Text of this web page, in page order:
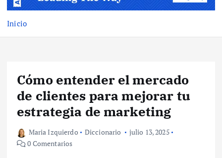
Inicio
Cómo entender el mercado
de clientes para mejorar tu
estrategia de marketing
Maria Izquierdo Diccionario
julio 13, 2025
0 Comentarios